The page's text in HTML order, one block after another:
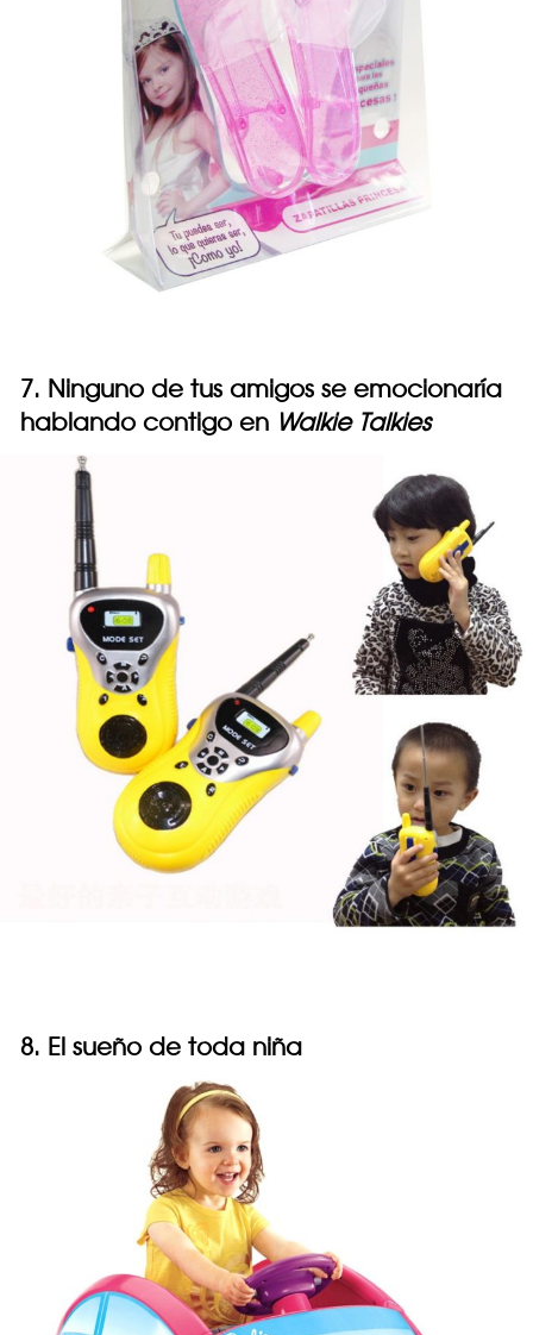
7. Ninguno de tus amigos se emocionaría
hablando contigo en Walkie Talkies
8. El sueño de toda niña